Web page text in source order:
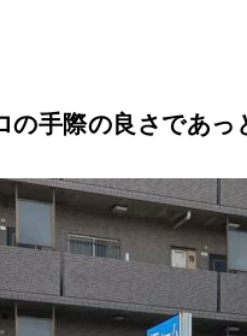
の手際の良さであっ